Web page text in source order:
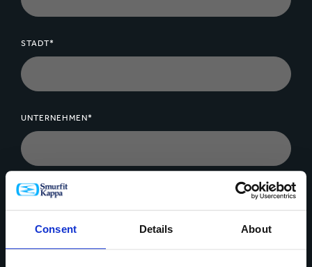
Consent Details About
STADT*
UNTERNEHMEN*
NACHRICHT*